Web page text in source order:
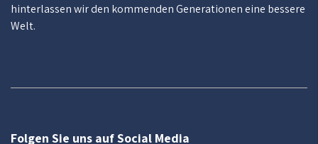
hinterlassen wir den kommenden Generationen eine bessere
Welt.
Folgen Sie uns auf Social Media